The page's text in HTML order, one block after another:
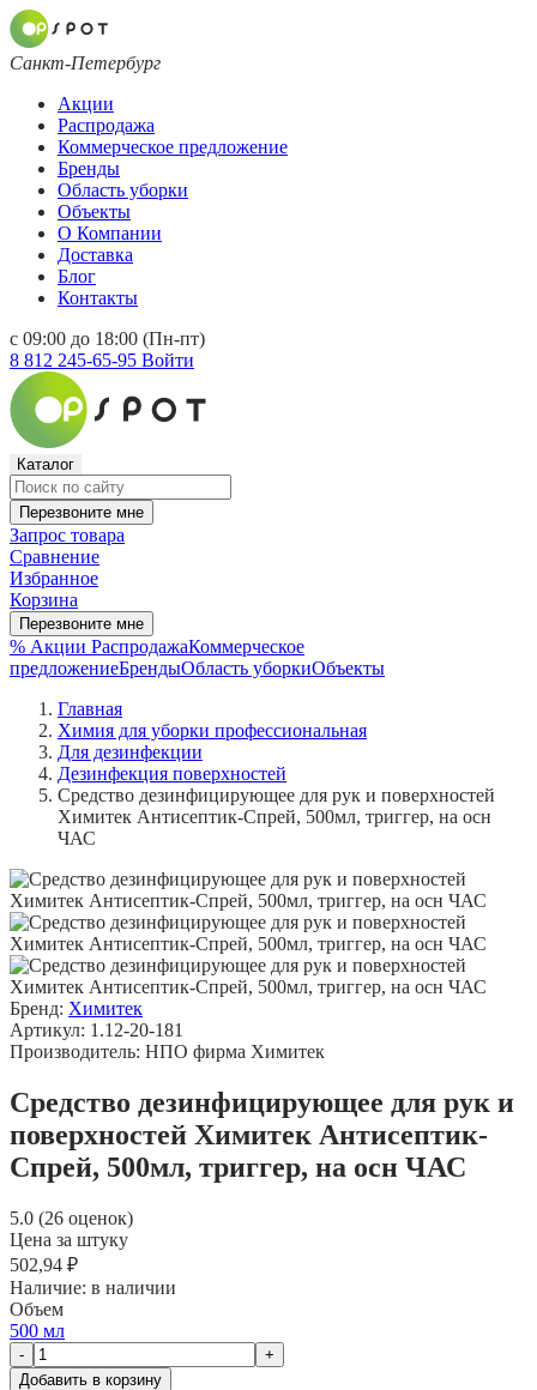
Санкт-Петербург
Акции
Распродажа
Коммерческое предложение
Бренды
Область уборки
Объекты
О Компании
Доставка
Блог
Контакты
с 09:00 до 18:00 (Пн-пт)
8 812 245-65-95 Войти
Каталог
Перезвоните мне
Запрос товара
Сравнение
Избранное
Корзина
Перезвоните мне
% Акции РаспродажаКоммерческое
предложениеБрендыОбласть уборкиОбъекты
Главная
Химия для уборки профессиональная
Для дезинфекции
Дезинфекция поверхностей
Средство дезинфицирующее для рук и поверхностей
Химитек Антисептик-Спрей, 500мл, триггер, на осн
ЧАС
Бренд: Химитек
Артикул: 1.12-20-181
Производитель: НПО фирма Химитек
Средство дезинфицирующее для рук и
поверхностей Химитек Антисептик-
Спрей, 500мл, триггер, на осн ЧАС
5.0 (26 оценок)
Цена за штуку
502,94 ₽
Наличие: в наличии
Объем
500 мл
-
+
Добавить в корзину